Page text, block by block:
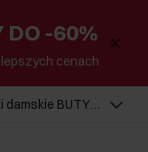
DO -60%
cenach
BUTYD-